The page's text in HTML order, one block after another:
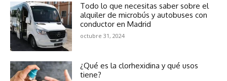
Todo lo que necesitas saber sobre el
alquiler de microbús y autobuses con
conductor en Madrid
octubre 31, 2024
¿Qué es la clorhexidina y qué usos
tiene?